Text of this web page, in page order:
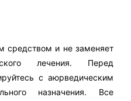
средством и не заменяет
лечения. Перед
с аюрведическим
назначения. Все